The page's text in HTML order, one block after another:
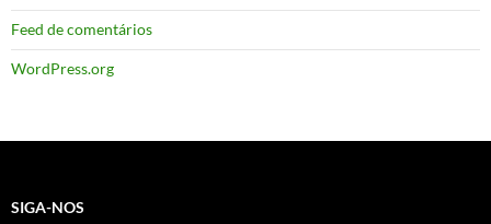
Feed de comentários
WordPress.org
SIGA-NOS